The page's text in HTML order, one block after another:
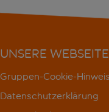
UNSERE WEBSEITE
Gruppen-Cookie-
Datenschutzerklärung